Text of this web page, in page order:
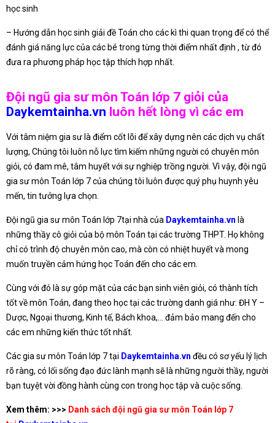
học sinh
– Hướng dẫn học sinh giải đề Toán cho các kì thi quan trọng để có thể
đánh giá năng lực của các bé trong từng thời điểm nhất định , từ đó
đưa ra phương pháp học tập thích hợp nhất.
Đội ngũ gia sư môn Toán lớp 7 giỏi của
Daykemtainha.vn luôn hết lòng vì các em
Với tâm niệm gia sư là điểm cốt lõi để xây dựng nên các dịch vụ chất
lượng, Chúng tôi luôn nỗ lực tìm kiếm những người có chuyên môn
giỏi, có đam mê, tâm huyết với sự nghiệp trồng người. Vì vậy, đội ngũ
gia sư môn Toán lớp 7 của chúng tôi luôn được quý phụ huynh yêu
mến, tin tưởng lựa chọn.
Đội ngũ gia sư môn Toán lớp 7tại nhà của Daykemtainha.vn là
những thầy cô giỏi của bộ môn Toán tại các trường THPT. Họ không
chỉ có trình độ chuyên môn cao, mà còn có nhiệt huyết và mong
muốn truyền cảm hứng học Toán đến cho các em.
Cùng với đó là sự góp mặt của các bạn sinh viên giỏi, có thành tích
tốt về môn Toán, đang theo học tại các trường danh giá như: ĐH Y –
Dược, Ngoại thương, Kinh tế, Bách khoa,… đảm bảo mang đến cho
các em những kiến thức tốt nhất.
Các gia sư môn Toán lớp 7 tại Daykemtainha.vn đều có sơ yếu lý lịch
rõ ràng, có lối sống đạo đức lành mạnh sẽ là những người thầy, người
bạn tuyệt vời đồng hành cùng con trong học tập và cuộc sống.
Xem thêm: >>> Danh sách đội ngũ gia sư môn Toán lớp 7